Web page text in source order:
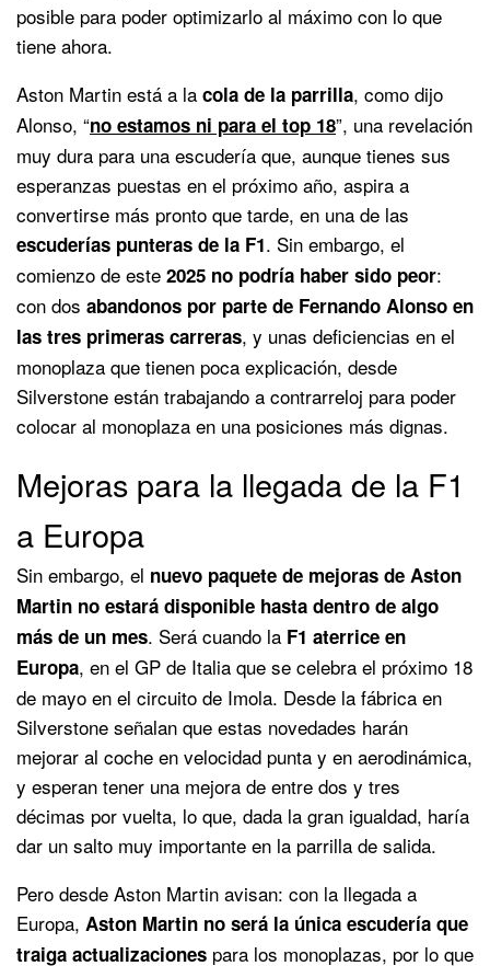
posible para poder optimizarlo al máximo con lo que
tiene ahora.
Aston Martin está a la cola de la parrilla, como dijo
Alonso, “no estamos ni para el top 18”, una revelación
muy dura para una escudería que, aunque tienes sus
esperanzas puestas en el próximo año, aspira a
convertirse más pronto que tarde, en una de las
escuderías punteras de la F1. Sin embargo, el
comienzo de este 2025 no podría haber sido peor:
con dos abandonos por parte de Fernando Alonso en
las tres primeras carreras, y unas deficiencias en el
monoplaza que tienen poca explicación, desde
Silverstone están trabajando a contrarreloj para poder
colocar al monoplaza en una posiciones más dignas.
Mejoras para la llegada de la F1
a Europa
Sin embargo, el nuevo paquete de mejoras de Aston
Martin no estará disponible hasta dentro de algo
más de un mes. Será cuando la F1 aterrice en
Europa, en el GP de Italia que se celebra el próximo 18
de mayo en el circuito de Imola. Desde la fábrica en
Silverstone señalan que estas novedades harán
mejorar al coche en velocidad punta y en aerodinámica,
y esperan tener una mejora de entre dos y tres
décimas por vuelta, lo que, dada la gran igualdad, haría
dar un salto muy importante en la parrilla de salida.
Pero desde Aston Martin avisan: con la llegada a
Europa, Aston Martin no será la única escudería que
traiga actualizaciones para los monoplazas, por lo que